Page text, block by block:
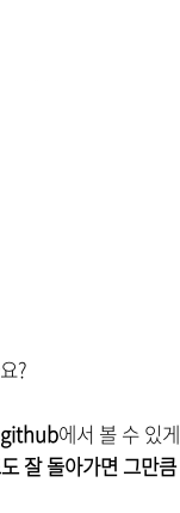
?
github에서 볼 수 있
잘 돌아가면 그만